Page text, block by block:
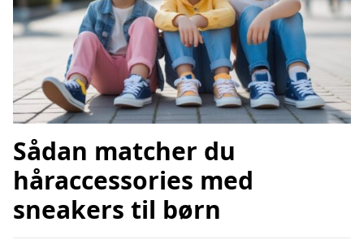
Sådan matcher du
håraccessories med
sneakers til børn